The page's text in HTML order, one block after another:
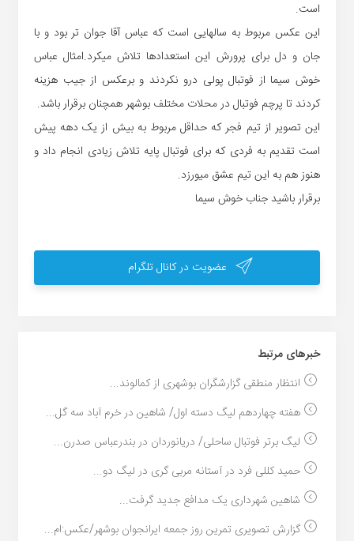
است.
این عکس مربوط به سالهایی است که عباس آقا جوان تر بود و با
جان و دل برای پرورش این استعدادها تلاش میکرد.امثال عباس
خوش سیما از فوتبال پولی درو نکردند و برعکس از جیب هزینه
کردند تا پرچم فوتبال در محلات مختلف بوشهر همچنان برقرار باشد.
این تصویر از تیم فجر که حداقل مربوط به بیش از یک دهه پیش
است تقدیم به فردی که برای فوتبال پایه تلاش زیادی انجام داد و
هنوز هم به این تیم عشق میورزد.
برقرار باشید جناب خوش سیما
عضویت در کانال تلگرام
خبر‌های مرتبط
انتظار منطقی گزارشگران بوشهری از کمالوند...
هفته چهاردهم لیگ دسته اول/ شاهین در خرم آباد سه گل...
لیگ برتر فوتبال ساحلی/ دریانوردان در بندرعباس صدرن...
حمید کللی فرد در آستانه مربی گری در لیگ دو...
شاهین شهرداری یک مدافع جدید گرفت...
گزارش تصویری تمرین روز جمعه ایرانجوان بوشهر/عکس:ام...